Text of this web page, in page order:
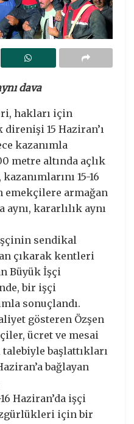
dava
hakları için
15 Haziran’ı
kazanımla
metre altında açlık
15-16
emekçilere armağan
aynı, kararlılık aynı
sendikal
çıkarak kentleri
Büyük İşçi
bir işçi
sonuçlandı.
gösteren Özşen
ücret ve mesai
başlattıkları
bağlayan
Haziran’da işçi
için bir